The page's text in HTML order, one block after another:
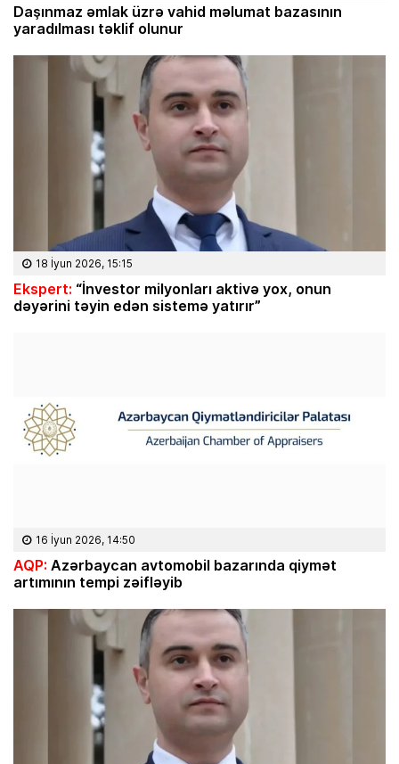
Daşınmaz əmlak üzrə vahid məlumat bazasının
yaradılması təklif olunur
18 İyun 2026, 15:15
Ekspert: “İnvestor milyonları aktivə yox, onun
dəyərini təyin edən sistemə yatırır”
16 İyun 2026, 14:50
AQP: Azərbaycan avtomobil bazarında qiymət
artımının tempi zəifləyib